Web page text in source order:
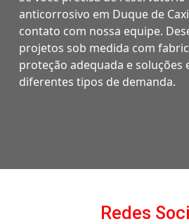
anticorrosivo em Duque de
contato com nossa equipe.
projetos sob medida com
proteção adequada e soluções
diferentes tipos de demanda.
Redes